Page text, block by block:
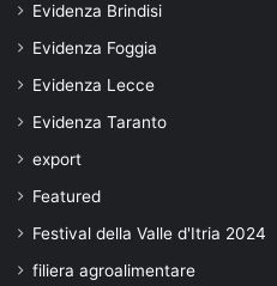
Evidenza Brindisi
Evidenza Foggia
Evidenza Lecce
Evidenza Taranto
export
Featured
Festival della Valle d'Itria 2024
filiera agroalimentare